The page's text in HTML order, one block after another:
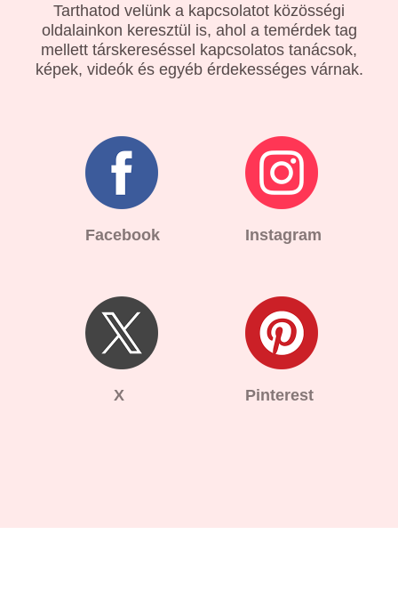
Tarthatod velünk a kapcsolatot közösségi
oldalainkon keresztül is, ahol a temérdek tag
mellett társkereséssel kapcsolatos tanácsok,
képek, videók és egyéb érdekességes várnak.
Facebook Instagram
X Pinterest